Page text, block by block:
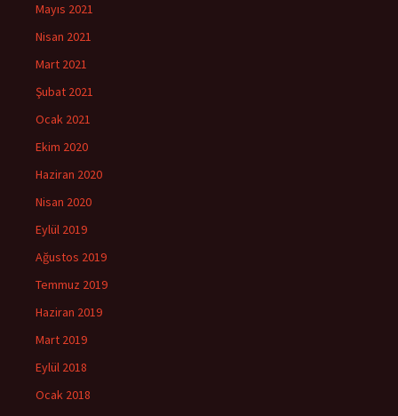
Mayıs 2021
Nisan 2021
Mart 2021
Şubat 2021
Ocak 2021
Ekim 2020
Haziran 2020
Nisan 2020
Eylül 2019
Ağustos 2019
Temmuz 2019
Haziran 2019
Mart 2019
Eylül 2018
Ocak 2018